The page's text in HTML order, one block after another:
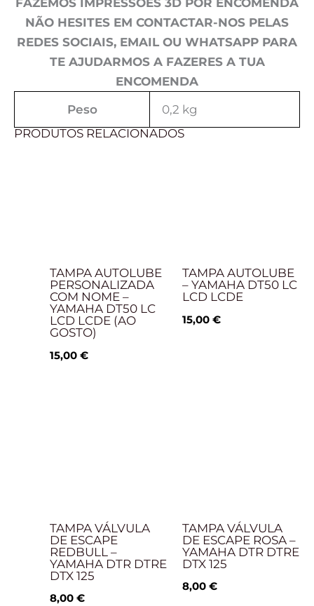
FAZEMOS IMPRESSÕES 3D POR ENCOMENDA
NÃO HESITES EM CONTACTAR-NOS PELAS
REDES SOCIAIS, EMAIL OU WHATSAPP PARA
TE AJUDARMOS A FAZERES A TUA
ENCOMENDA
Peso
0,2 kg
PRODUTOS RELACIONADOS
TAMPA AUTOLUBE
PERSONALIZADA
COM NOME –
YAMAHA DT50 LC
LCD LCDE (AO
GOSTO)
15,00 €
TAMPA AUTOLUBE
– YAMAHA DT50 LC
LCD LCDE
15,00 €
TAMPA VÁLVULA
DE ESCAPE
REDBULL –
YAMAHA DTR DTRE
DTX 125
8,00 €
TAMPA VÁLVULA
DE ESCAPE ROSA –
YAMAHA DTR DTRE
DTX 125
8,00 €